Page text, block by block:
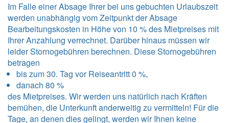
Im Falle einer Absage Ihrer bei uns gebuchten Urlaubszeit
werden unabhängig vom Zeitpunkt der Absage
Bearbeitungskosten in Höhe von 10 % des Mietpreises mit
Ihrer Anzahlung verrechnet. Darüber hinaus müssen wir
leider Stornogebühren berechnen. Diese Stornogebühren
betragen
bis zum 30. Tag vor Reiseantritt 0 %,
danach 80 %
des Mietpreises. Wir werden uns natürlich nach Kräften
bemühen, die Unterkunft anderweitig zu vermitteln! Für die
Tage, an denen dies gelingt, werden wir Ihnen keine